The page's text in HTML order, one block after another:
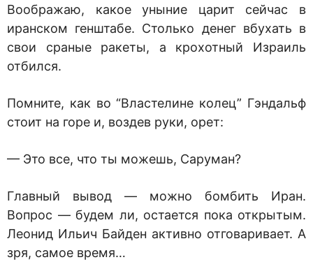
Воображаю, какое уныние царит сейчас в
иранском генштабе. Столько денег вбухать в
свои сраные ракеты, а крохотный Израиль
отбился.
Помните, как во “Властелине колец” Гэндальф
стоит на горе и, воздев руки, орет:
— Это все, что ты можешь, Саруман?
Главный вывод — можно бомбить Иран.
Вопрос — будем ли, остается пока открытым.
Леонид Ильич Байден активно отговаривает. А
зря, самое время…